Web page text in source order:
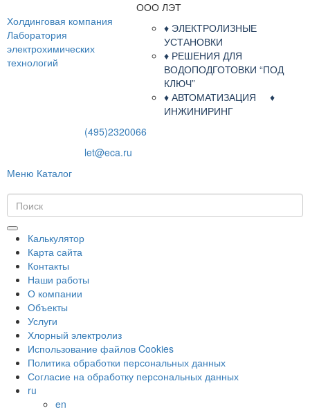
Холдинговая компания
Лаборатория
электрохимических
технологий
ООО ЛЭТ
♦ ЭЛЕКТРОЛИЗНЫЕ
УСТАНОВКИ
♦ РЕШЕНИЯ ДЛЯ
ВОДОПОДГОТОВКИ “ПОД
КЛЮЧ”
♦ АВТОМАТИЗАЦИЯ ♦
ИНЖИНИРИНГ
(495)2320066
let@eca.ru
Меню Каталог
Калькулятор
Карта сайта
Контакты
Наши работы
О компании
Объекты
Услуги
Хлорный электролиз
Использование файлов Cookies
Политика обработки персональных данных
Согласие на обработку персональных данных
ru
en